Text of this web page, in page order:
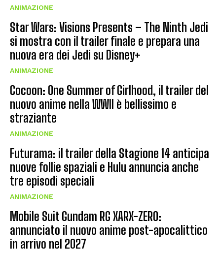
ANIMAZIONE
Star Wars: Visions Presents – The Ninth Jedi
si mostra con il trailer finale e prepara una
nuova era dei Jedi su Disney+
ANIMAZIONE
Cocoon: One Summer of Girlhood, il trailer del
nuovo anime nella WWII è bellissimo e
straziante
ANIMAZIONE
Futurama: il trailer della Stagione 14 anticipa
nuove follie spaziali e Hulu annuncia anche
tre episodi speciali
ANIMAZIONE
Mobile Suit Gundam RG XARX-ZERO:
annunciato il nuovo anime post-apocalittico
in arrivo nel 2027